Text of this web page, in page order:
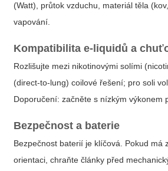
(Watt), průtok vzduchu, materiál těla
vapování.
Kompatibilita e-liquidů a
Rozlišujte mezi nikotinovými solími
(direct-to-lung) coilové řešení; pro soli
Doporučení: začněte s nízkým výkonem
Bezpečnost a baterie
Bezpečnost baterií je klíčová. Pokud
orientaci, chraňte články před